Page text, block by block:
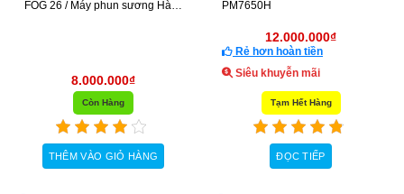
THÊM VÀO GIỎ HÀNG